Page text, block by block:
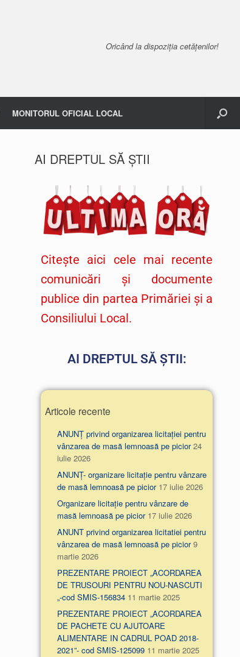
Oricând la dispoziția cetățenilor!
MONITORUL OFICIAL LOCAL
AI DREPTUL SĂ ȘTII
Citește aici cele mai recente
comunicări și documente
publice din partea Primăriei și a
Consiliului Local.
AI DREPTUL SĂ ȘTII:
Articole recente
ANUNȚ privind organizarea licitației pentru
vânzarea de masă lemnoasă pe picior 24
iulie 2026
ANUNȚ- organizare licitație pentru vânzare
de masă lemnoasă pe picior 17 iulie 2026
Organizare licitație pentru vânzare de
masă lemnoasă pe picior 17 iulie 2026
ANUNT privind organizarea licitatiei pentru
vânzarea de masă lemnoasă pe picior 9
martie 2026
PREZENTARE PROIECT „ACORDAREA
DE TRUSOURI PENTRU NOU-NASCUTI
„-cod SMIS-156834 11 martie 2025
PREZENTARE PROIECT „ACORDAREA
DE PACHETE CU AJUTOARE
ALIMENTARE IN CADRUL POAD 2018-
2021”- cod SMIS-125099 11 martie 2025